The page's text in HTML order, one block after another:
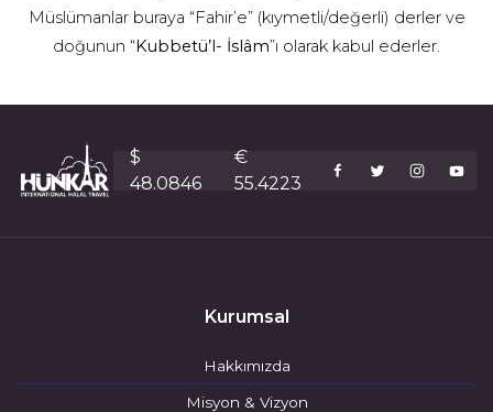
Müslümanlar buraya “Fahir’e” (kıymetli/değerli) derler ve
doğunun “Kubbetü’l- İslâm”ı olarak kabul ederler.
$
48.0846
€
55.4223
Kurumsal
Hakkımızda
Misyon & Vizyon